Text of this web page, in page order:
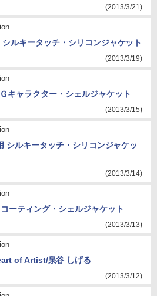
(2013/3/21)
ルキータッチ・シリコンジャケット
(2013/3/19)
キャラクター・シェルジャケット
(2013/3/15)
シルキータッチ・シリコンジャケッ
(2013/3/14)
ーティング・シェルジャケット
(2013/3/13)
of Artist/泉谷 しげる
(2013/3/12)